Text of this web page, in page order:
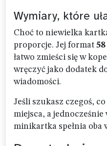
Wymiary, które
Choć to niewielka
proporcje. Jej format
łatwo zmieści się w
wręczyć jako dodatek
wiadomości.
Jeśli szukasz czegoś,
miejsca, a
minikartka spełnia oba